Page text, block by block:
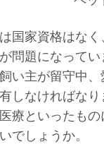
国家資格はな
問題になって
い主が留守中
しなければな
療といったも
でしょうか。